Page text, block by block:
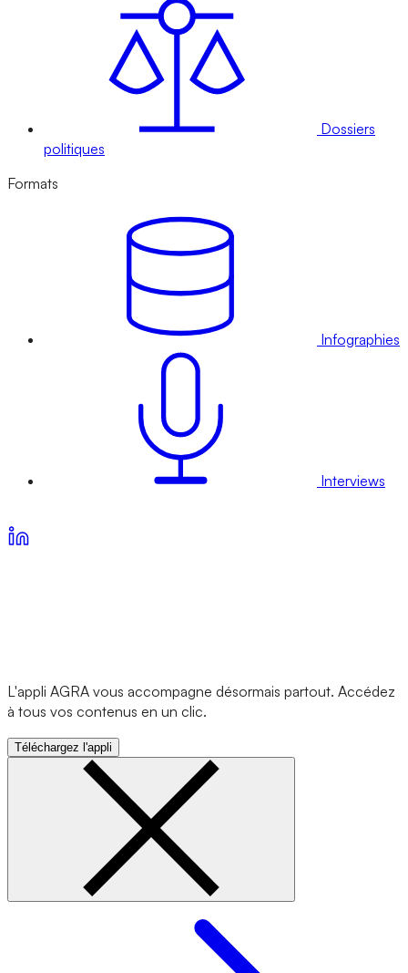
Dossiers
politiques
Formats
Infographies
Interviews
L'appli AGRA vous accompagne désormais partout. Accédez
à tous vos contenus en un clic.
Téléchargez l'appli